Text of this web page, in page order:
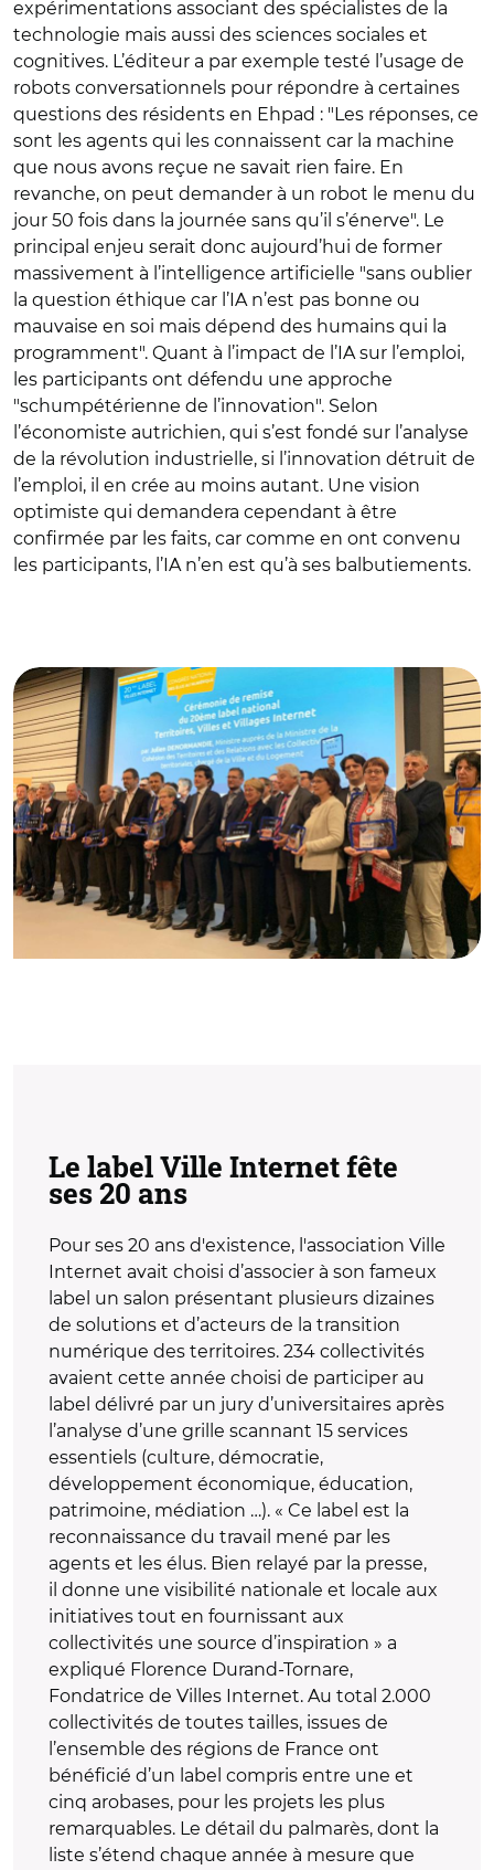
expérimentations associant des spécialistes de la
technologie mais aussi des sciences sociales et
cognitives. L’éditeur a par exemple testé l’usage de
robots conversationnels pour répondre à certaines
questions des résidents en Ehpad : "Les réponses, ce
sont les agents qui les connaissent car la machine
que nous avons reçue ne savait rien faire. En
revanche, on peut demander à un robot le menu du
jour 50 fois dans la journée sans qu’il s’énerve". Le
principal enjeu serait donc aujourd’hui de former
massivement à l’intelligence artificielle "sans oublier
la question éthique car l’IA n’est pas bonne ou
mauvaise en soi mais dépend des humains qui la
programment". Quant à l’impact de l’IA sur l’emploi,
les participants ont défendu une approche
"schumpétérienne de l’innovation". Selon
l’économiste autrichien, qui s’est fondé sur l’analyse
de la révolution industrielle, si l’innovation détruit de
l’emploi, il en crée au moins autant. Une vision
optimiste qui demandera cependant à être
confirmée par les faits, car comme en ont convenu
les participants, l’IA n’en est qu’à ses balbutiements.
Le label Ville Internet fête
ses 20 ans
Pour ses 20 ans d'existence, l'association Ville
Internet avait choisi d’associer à son fameux
label un salon présentant plusieurs dizaines
de solutions et d’acteurs de la transition
numérique des territoires. 234 collectivités
avaient cette année choisi de participer au
label délivré par un jury d’universitaires après
l’analyse d’une grille scannant 15 services
essentiels (culture, démocratie,
développement économique, éducation,
patrimoine, médiation …). « Ce label est la
reconnaissance du travail mené par les
agents et les élus. Bien relayé par la presse,
il donne une visibilité nationale et locale aux
initiatives tout en fournissant aux
collectivités une source d’inspiration » a
expliqué Florence Durand-Tornare,
Fondatrice de Villes Internet. Au total 2.000
collectivités de toutes tailles, issues de
l’ensemble des régions de France ont
bénéficié d’un label compris entre une et
cinq arobases, pour les projets les plus
remarquables. Le détail du palmarès, dont la
liste s’étend chaque année à mesure que